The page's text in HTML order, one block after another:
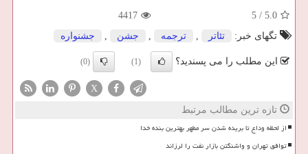
5.0
/
5
4417
تگهای خبر:
تئاتر , ترجمه , جشن , جشنواره
این مطلب را می پسندید؟ (1)
(0)
X
تازه ترین مطالب مرتبط
از لحظه وداع تا بریده شدن سر مطهر بهترین بنده خدا
توافق تهران و واشنگتن بازار نفت را لرزاند